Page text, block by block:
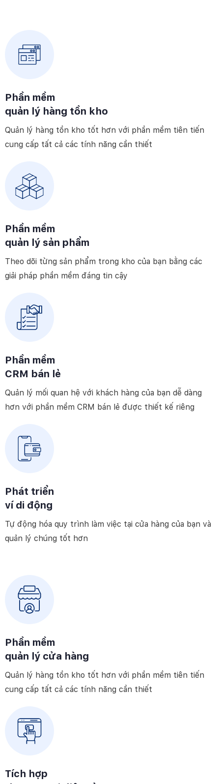
Phần mềm
quản lý hàng tồn kho
Quản lý hàng tồn kho tốt hơn với phần mềm tiên tiến
cung cấp tất cả các tính năng cần thiết
Phần mềm
quản lý sản phẩm
Theo dõi từng sản phẩm trong kho của bạn bằng các
giải pháp phần mềm đáng tin cậy
Phần mềm
CRM bán lẻ
Quản lý mối quan hệ với khách hàng của bạn dễ dàng
hơn với phần mềm CRM bán lẻ được thiết kế riêng
Phát triển
ví di động
Tự động hóa quy trình làm việc tại cửa hàng của bạn và
quản lý chúng tốt hơn
Phần mềm
quản lý cửa hàng
Quản lý hàng tồn kho tốt hơn với phần mềm tiên tiến
cung cấp tất cả các tính năng cần thiết
Tích hợp